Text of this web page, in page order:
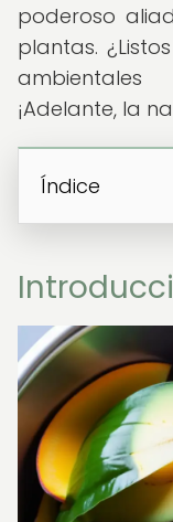
poderoso
plantas.
¡Adelante, la
Índice